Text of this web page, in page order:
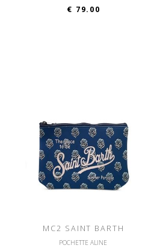
€ 79.00
MC2 SAINT BARTH
POCHETTE ALINE